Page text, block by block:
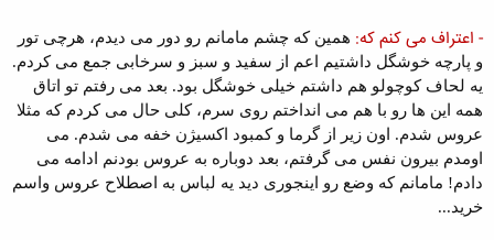
- اعتراف می کنم که: همین که چشم مامانم رو دور می دیدم، هرچی تور
و پارچه خوشگل داشتیم اعم از سفید و سبز و سرخابی جمع می کردم.
یه لحاف کوچولو هم داشتم خیلی خوشگل بود. بعد می رفتم تو اتاق
همه این ها رو با هم می انداختم روی سرم، کلی حال می کردم که مثلا
عروس شدم. اون زیر از گرما و کمبود اکسیژن خفه می شدم. می
اومدم بیرون نفس می گرفتم، بعد دوباره به عروس بودنم ادامه می
دادم! مامانم که وضع رو اینجوری دید یه لباس به اصطلاح عروس واسم
خرید...